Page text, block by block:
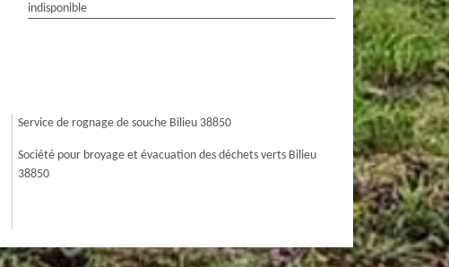
indisponible
Service de rognage de souche Bilieu 38850
Société pour broyage et évacuation des déchets verts Bilieu
38850